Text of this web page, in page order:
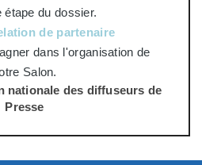
étape du dossier.
de partenaire
dans l'organisation de
Salon.
nationale des diffuseurs de
Presse